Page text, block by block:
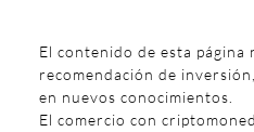
El contenido de esta página
recomendación de
en nuevos conocimientos.
El comercio con